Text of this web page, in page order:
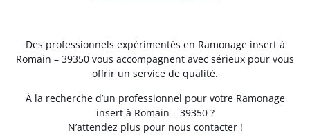
Des professionnels expérimentés en Ramonage insert à
Romain – 39350 vous accompagnent avec sérieux pour vous
offrir un service de qualité.
À la recherche d’un professionnel pour votre Ramonage
insert à Romain – 39350 ?
N’attendez plus pour nous contacter !